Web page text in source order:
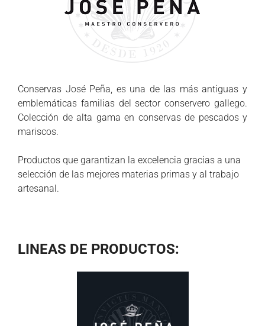
Conservas José Peña, es una de las más antiguas y
emblemáticas familias del sector conservero gallego.
Colección de alta gama en conservas de pescados y
mariscos.
Productos que garantizan la excelencia gracias a una
selección de las mejores materias primas y al trabajo
artesanal.
LINEAS DE PRODUCTOS: